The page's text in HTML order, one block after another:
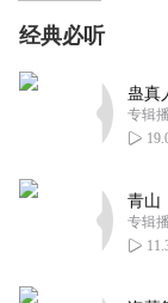
经典必听
专辑
专辑